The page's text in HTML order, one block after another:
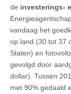
de investerings-
vandaag het
op land (30 tot 37
Staten) en
gevolgd door
dollar). Tussen
met 90% gedaald